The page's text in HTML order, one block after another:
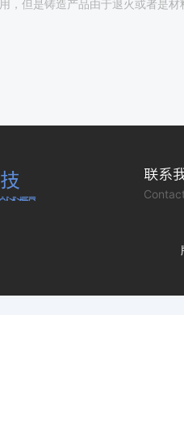
用，但是铸造产品由于退火或者是
联系